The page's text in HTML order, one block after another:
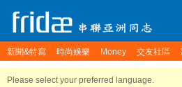
新聞&特寫 時尚娛樂 Money 交友社區
Please select your preferred language.